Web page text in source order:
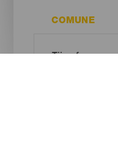
COMUNE